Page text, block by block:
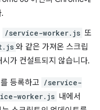
/service-worker.js 또
와 같은 가져온 스크립
가 컨설트되지 않습니다.
등록하고 /service-
worker.js 내에서